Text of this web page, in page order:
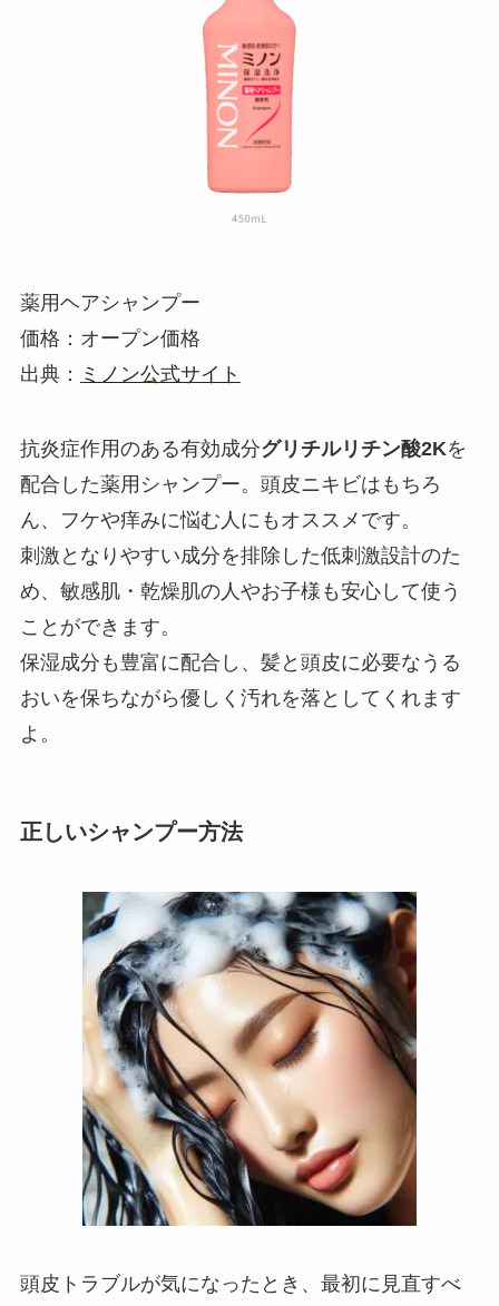
薬用ヘアシャンプー
価格：オープン価格
出典： ミノン公式サイト
抗炎症作用のある有効成分グリチルリチン酸2Kを
配合した薬用シャンプー。頭皮ニキビはもちろ
ん、フケや痒みに悩む人にもオススメです。
刺激となりやすい成分を排除した低刺激設計のた
め、敏感肌・乾燥肌の人やお子様も安心して使う
ことができます。
保湿成分も豊富に配合し、髪と頭皮に必要なうる
おいを保ちながら優しく汚れを落としてくれます
よ。
正しいシャンプー方法
頭皮トラブルが気になったとき、最初に見直すべ